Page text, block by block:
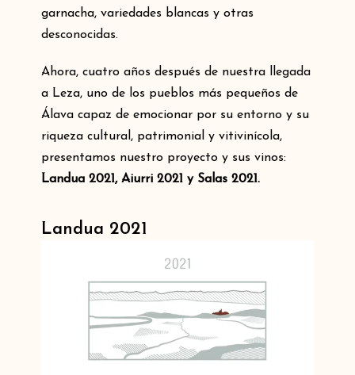
garnacha, variedades blancas y otras
desconocidas.
Ahora, cuatro años después de nuestra llegada
a Leza, uno de los pueblos más pequeños de
Álava capaz de emocionar por su entorno y su
riqueza cultural, patrimonial y vitivinícola,
presentamos nuestro proyecto y sus vinos:
Landua 2021, Aiurri 2021 y Salas 2021.
Landua 2021